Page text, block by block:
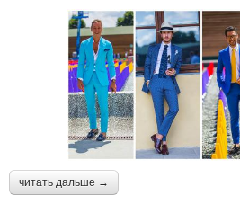
читать дальше →